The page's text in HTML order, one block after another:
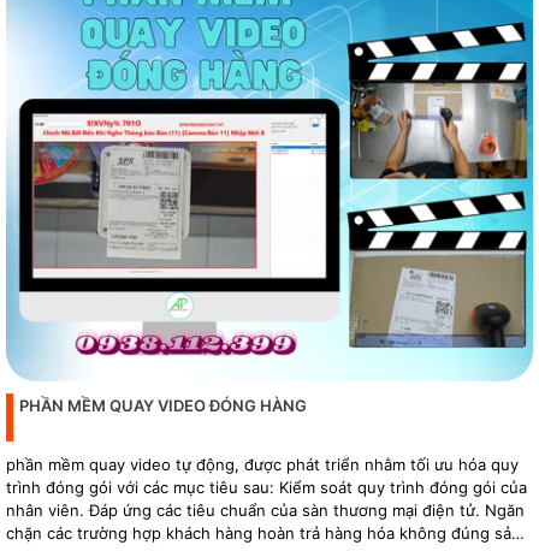
PHẦN MỀM QUAY VIDEO ĐÓNG HÀNG
phần mềm quay video tự động, được phát triển nhằm tối ưu hóa quy
trình đóng gói với các mục tiêu sau: Kiểm soát quy trình đóng gói của
nhân viên. Đáp ứng các tiêu chuẩn của sàn thương mại điện tử. Ngăn
chặn các trường hợp khách hàng hoàn trả hàng hóa không đúng sản